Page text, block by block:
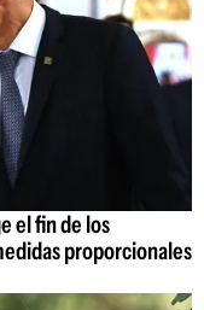
el fin de los
proporcionales